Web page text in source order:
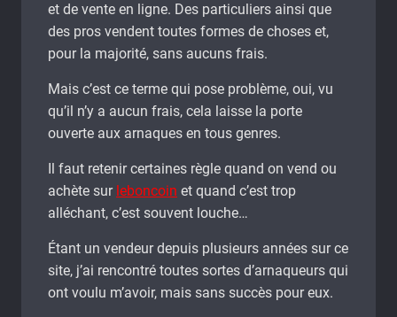
et de vente en ligne. Des particuliers ainsi que
des pros vendent toutes formes de choses et,
pour la majorité, sans aucuns frais.
Mais c’est ce terme qui pose problème, oui, vu
qu’il n’y a aucun frais, cela laisse la porte
ouverte aux arnaques en tous genres.
Il faut retenir certaines règle quand on vend ou
achète sur leboncoin et quand c’est trop
alléchant, c’est souvent louche…
Étant un vendeur depuis plusieurs années sur ce
site, j’ai rencontré toutes sortes d’arnaqueurs qui
ont voulu m’avoir, mais sans succès pour eux.